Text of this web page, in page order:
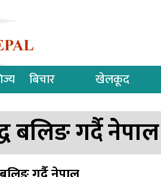
बिचार खेलकूद
बलिङ गर्दै नेपाल